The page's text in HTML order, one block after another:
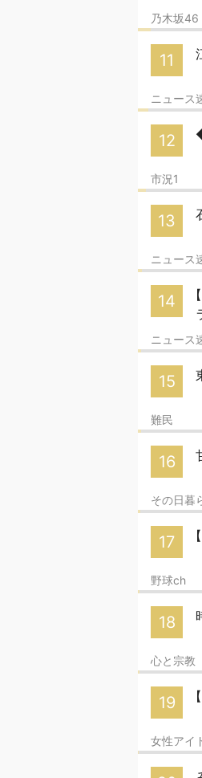
乃木坂46
11
ニュース
12
市況1
13
ニュース
14
ニュース
15
難民
16
その日暮
17
野球ch
18
心と宗教
19
女性アイ